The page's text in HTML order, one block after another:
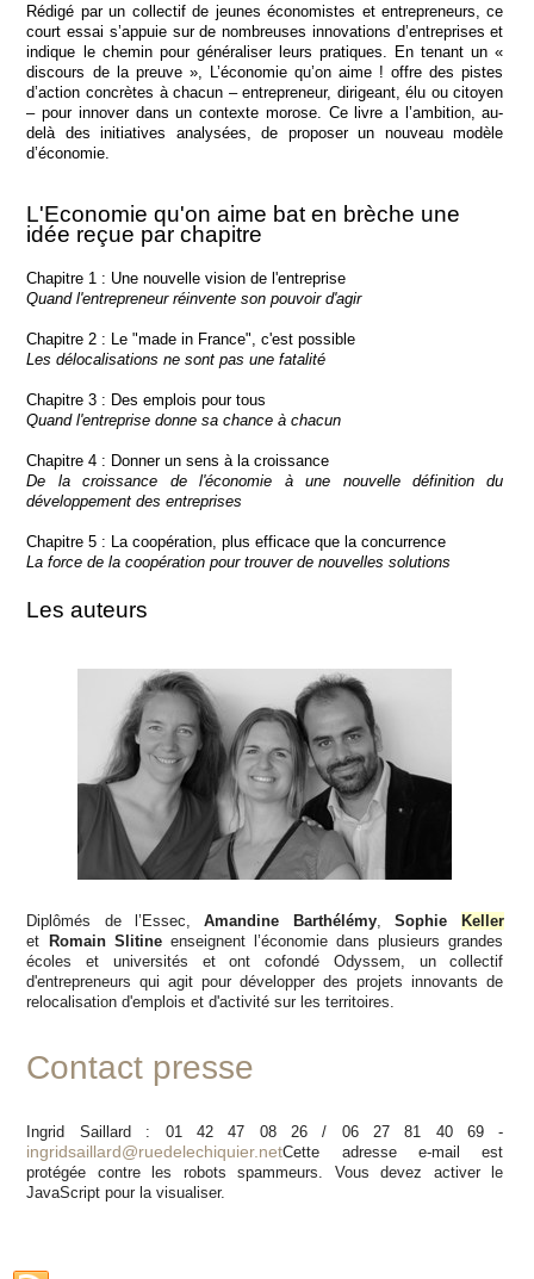
Rédigé par un collectif de jeunes économistes et entrepreneurs, ce
court essai s’appuie sur de nombreuses innovations d’entreprises et
indique le chemin pour généraliser leurs pratiques. En tenant un «
discours de la preuve », L’économie qu’on aime ! offre des pistes
d’action concrètes à chacun – entrepreneur, dirigeant, élu ou citoyen
– pour innover dans un contexte morose. Ce livre a l’ambition, au-
delà des initiatives analysées, de proposer un nouveau modèle
d’économie.
L'Economie qu'on aime bat en brèche une
idée reçue par chapitre
Chapitre 1 : Une nouvelle vision de l'entreprise
Quand l'entrepreneur réinvente son pouvoir d'agir
Chapitre 2 : Le "made in France", c'est possible
Les délocalisations ne sont pas une fatalité
Chapitre 3 : Des emplois pour tous
Quand l'entreprise donne sa chance à chacun
Chapitre 4 : Donner un sens à la croissance
De la croissance de l'économie à une nouvelle définition du
développement des entreprises
Chapitre 5 : La coopération, plus efficace que la concurrence
La force de la coopération pour trouver de nouvelles solutions
Les auteurs
Diplômés de l’Essec,Amandine Barthélémy,Sophie
Keller
et
Romain Slitineenseignent l’économie dans plusieurs grandes
écoles et universités et ont cofondé Odyssem, un collectif
d'entrepreneurs qui agit pour développer des projets innovants de
relocalisation d'emplois et d'activité sur les territoires.
Contact presse
Ingrid Saillard : 01 42 47 08 26 / 06 27 81 40 69 -
ingridsaillard@ruedelechiquier.netCette adresse e-mail est
protégée contre les robots spammeurs. Vous devez activer le
JavaScript pour la visualiser.